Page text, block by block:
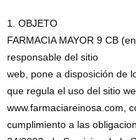
1. OBJETO
FARMACIA MAYOR 9 CB
responsable del sitio
web, pone a disposición de
que regula el uso del sitio
www.farmaciareinosa.com,
cumplimiento a las